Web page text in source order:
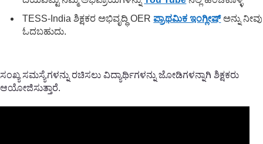
TESS-India ಶಿಕ್ಷಕರ ಅಭಿವೃದ್ಧಿ OER ಪ್ರಾಥಮಿಕ ಇಂಗ್ಲೀಷ್ಅನ್ನು ನೀವು
ಓದಬಹುದು.
ಸಂಖ್ಯ ಸಮಸ್ಯೆಗಳನ್ನು ರಚಿಸಲು ವಿದ್ಯಾರ್ಥಿಗಳನ್ನು ಜೋಡಿಗಳನ್ನಾಗಿ ಶಿಕ್ಷಕರು
ಆಯೋಜಿಸುತ್ತಾರೆ.